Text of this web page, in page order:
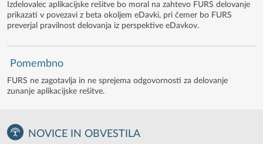
Izdelovalec aplikacijske rešitve bo moral na zahtevo FURS delovanje
prikazati v povezavi z beta okoljem eDavki, pri čemer bo FURS
preverjal pravilnost delovanja iz perspektive eDavkov.
Pomembno
FURS ne zagotavlja in ne sprejema odgovornosti za delovanje
zunanje aplikacijske rešitve.
NOVICE IN OBVESTILA